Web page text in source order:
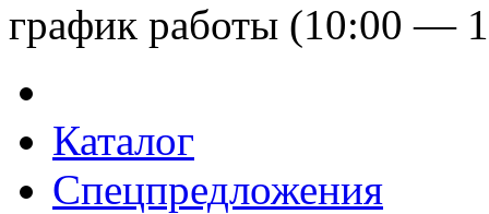
график работы (10:00 —
Каталог
Спецпредложения